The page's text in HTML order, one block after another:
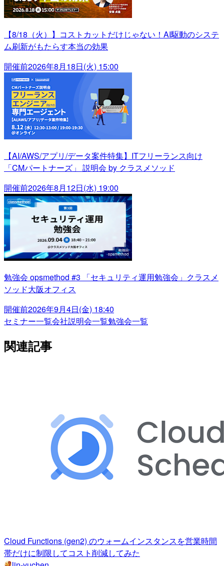
【8/18（火）】コストカットだけじゃない！AI駆動のシステ
ム刷新がもたらす本当の効果
開催前2026年8月18日(火) 15:00
【AI/AWS/アプリ/データ案件特集】ITフリーランス向け
「CMパートナーズ」 説明会 by クラスメソッド
開催前2026年8月12日(水) 19:00
勉強会 opsmethod #3 「セキュリティ運用勉強会」クラスメ
ソッド大阪オフィス
開催前2026年9月4日(金) 18:40
セミナー一覧会社説明会一覧勉強会一覧
関連記事
Cloud Functions (gen2) のウォームインスタンスを営業時間
帯だけに制限してコスト削減してみた